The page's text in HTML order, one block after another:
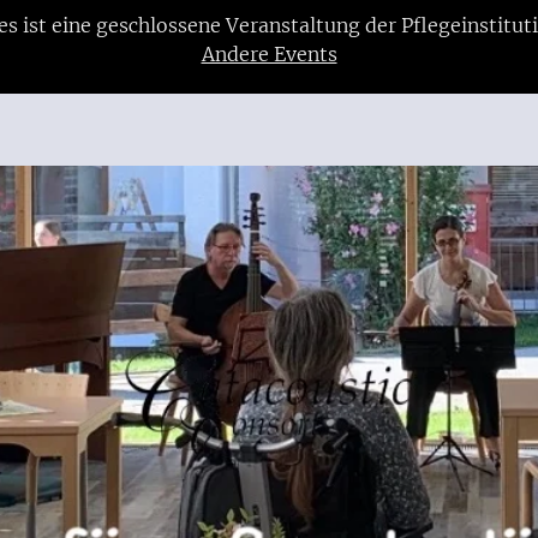
ist eine geschlossene Veranstaltung der
Andere Events